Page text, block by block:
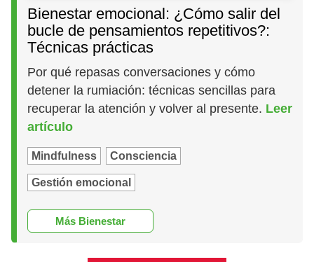
Bienestar emocional: ¿Cómo salir del
bucle de pensamientos repetitivos?:
Técnicas prácticas
Por qué repasas conversaciones y cómo
detener la rumiación: técnicas sencillas para
recuperar la atención y volver al presente. Leer
artículo
Mindfulness Consciencia
Gestión emocional
Más Bienestar